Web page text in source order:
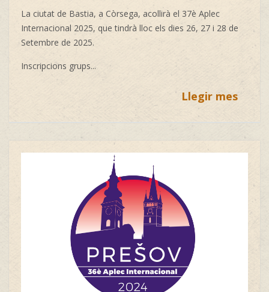
La ciutat de Bastia, a Còrsega, acollirà el 37è Aplec
Internacional 2025, que tindrà lloc els dies 26, 27 i 28 de
Setembre de 2025.
Inscripcions grups...
Llegir mes